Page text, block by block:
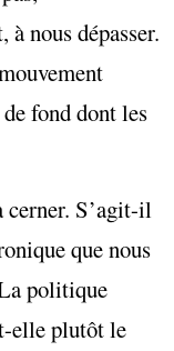
nous dépasser.
fond dont les
S’agit-il
que nous
politique
elle plutôt le